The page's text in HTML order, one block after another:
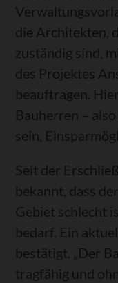
die Architekten,
zuständig sind,
des Projektes
beauftragen.
Bauherren –
sein,
Seit der
bekannt, dass
Gebiet schlecht
bedarf. Ein
bestätigt. „Der
tragfähig und